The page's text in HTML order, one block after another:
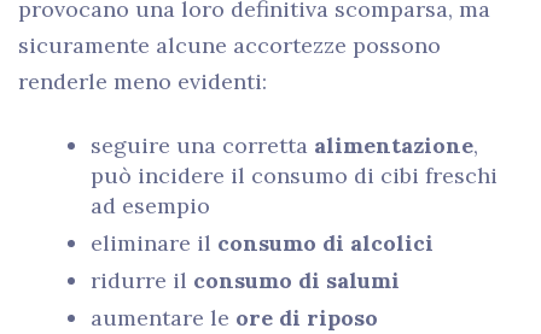
provocano una loro definitiva scomparsa, ma
sicuramente alcune accortezze possono
renderle meno evidenti:
seguire una corretta alimentazione,
può incidere il consumo di cibi freschi
ad esempio
eliminare il consumo di alcolici
ridurre il consumo di salumi
aumentare le ore di riposo